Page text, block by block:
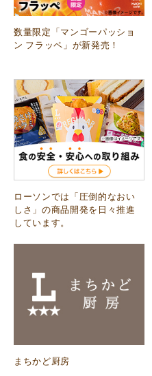
数量限定「マンゴーパッショ
ン フラッペ」が新発売！
ローソンでは「圧倒的なおい
しさ」の商品開発を日々推進
しています。
まちかど厨房